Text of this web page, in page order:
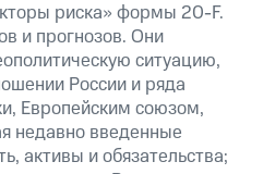
риска» формы 20-F.
и прогнозов. Они
ситуацию,
России и ряда
Европейским союзом,
недавно введенные
активы и обязательства;